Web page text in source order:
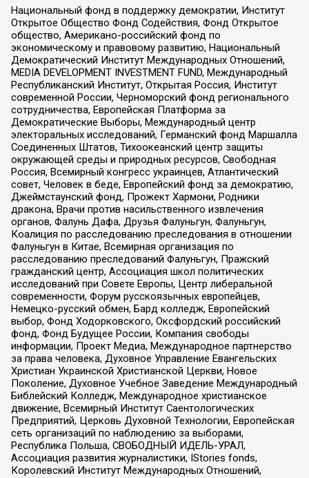
Национальный фонд в поддержку демократии, Институт
Открытое Общество Фонд Содействия, Фонд Открытое
общество, Американо-российский фонд по
экономическому и правовому развитию, Национальный
Демократический Институт Международных Отношений,
MEDIA DEVELOPMENT INVESTMENT FUND, Международный
Республиканский Институт, Открытая Россия, Институт
современной России, Черноморский фонд регионального
сотрудничества, Европейская Платформа за
Демократические Выборы, Международный центр
электоральных исследований, Германский фонд Маршалла
Соединенных Штатов, Тихоокеанский центр защиты
окружающей среды и природных ресурсов, Свободная
Россия, Всемирный конгресс украинцев, Атлантический
совет, Человек в беде, Европейский фонд за демократию,
Джеймстаунский фонд, Прожект Хармони, Родники
дракона, Врачи против насильственного извлечения
органов, Фалунь Дафа, Друзья Фалуньгун, Фалуньгун,
Коалиция по расследованию преследования в отношении
Фалуньгун в Китае, Всемирная организация по
расследованию преследований Фалуньгун, Пражский
гражданский центр, Ассоциация школ политических
исследований при Совете Европы, Центр либеральной
современности, Форум русскоязычных европейцев,
Немецко-русский обмен, Бард колледж, Европейский
выбор, Фонд Ходорковского, Оксфордский российский
фонд, Фонд Будущее России, Компания свободы
информации, Проект Медиа, Международное партнерство
за права человека, Духовное Управление Евангельских
Христиан Украинской Христианской Церкви, Новое
Поколение, Духовное Учебное Заведение Международный
Библейский Колледж, Международное христианское
движение, Всемирный Институт Саентологических
Предприятий, Церковь Духовной Технологии, Европейская
сеть организаций по наблюдению за выборами,
Республика Польша, СВОБОДНЫЙ ИДЕЛЬ-УРАЛ,
Ассоциация развития журналистики, IStories fonds,
Королевский Институт Международных Отношений,